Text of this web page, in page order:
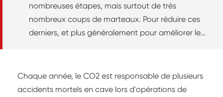
nombreuses étapes, mais surtout de très
nombreux coups de marteaux. Pour réduire ces
derniers, et plus généralement pour améliorer les
point de nouvelles machines.
Chaque année, le CO2 est responsable de plusieurs
accidents mortels en cave lors d'opérations de